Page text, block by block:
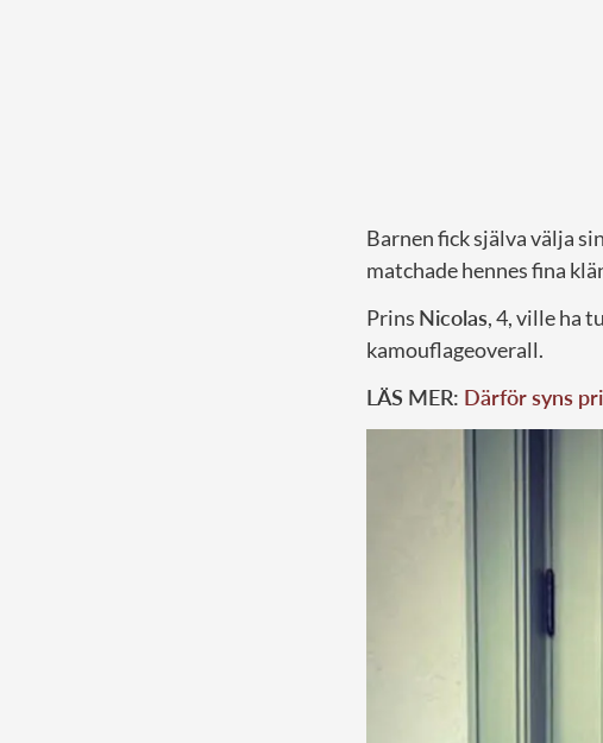
Barnen fick själva välja
matchade hennes fina
Prins Nicolas, 4, ville ha
kamouflageoverall.
LÄS MER: Därför syns